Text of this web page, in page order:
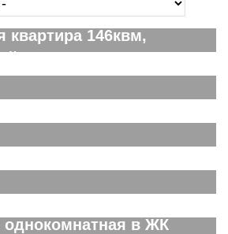
квартира 146квм,
Вид на город
Спутник Сити
в ЖК Спутник Сити
ЖК Спутник Сити
в ЖК